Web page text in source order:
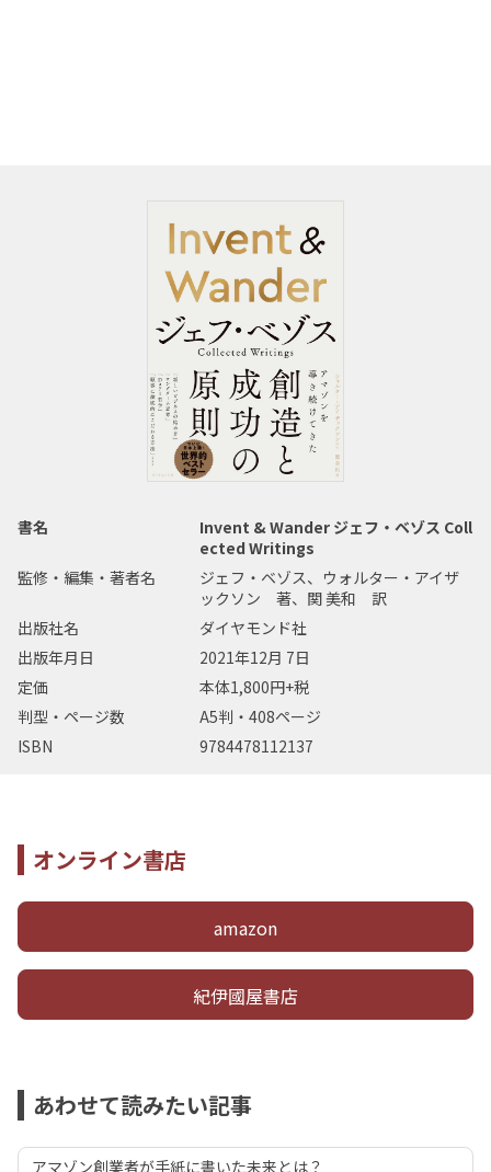
書名
Invent & Wander ジェフ・ベゾス Coll
ected Writings
監修・編集・著者名
ジェフ・ベゾス、ウォルター・アイザ
ックソン 著、関 美和 訳
出版社名
ダイヤモンド社
出版年月日
2021年12月 7日
定価
本体1,800円+税
判型・ページ数
A5判・408ページ
ISBN
9784478112137
オンライン書店
amazon
紀伊國屋書店
あわせて読みたい記事
アマゾン創業者が手紙に書いた未来とは？